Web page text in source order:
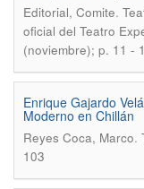
Editorial, Comite.
oficial del Teatro
(noviembre); p. 11 -
Enrique Gajardo
Moderno en Chillán
Reyes Coca, Marco.
103